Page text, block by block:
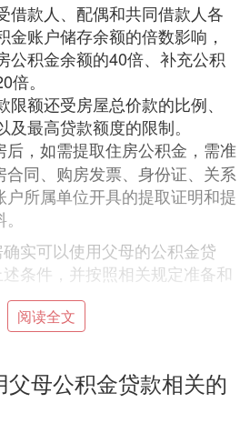
借款人、配偶和共同借款人各
金账户储存余额的倍数影响，
公积金余额的40倍、补充公积
倍。
限额还受房屋总价款的比例、
及最高贷款额度的限制。
后，如需提取住房公积金，需准
合同、购房发票、身份证、关系
户所属单位开具的提取证明和提
实可以使用父母的公积金贷
条件，并按照相关规定准备和
父母的公积金贷款吗
公积金贷款，但需要满足一定
阅读全文
母公积金贷款相关的